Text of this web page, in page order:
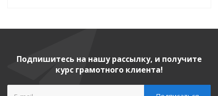
Подпишитесь на нашу рассылку, и получите
курс грамотного клиента!